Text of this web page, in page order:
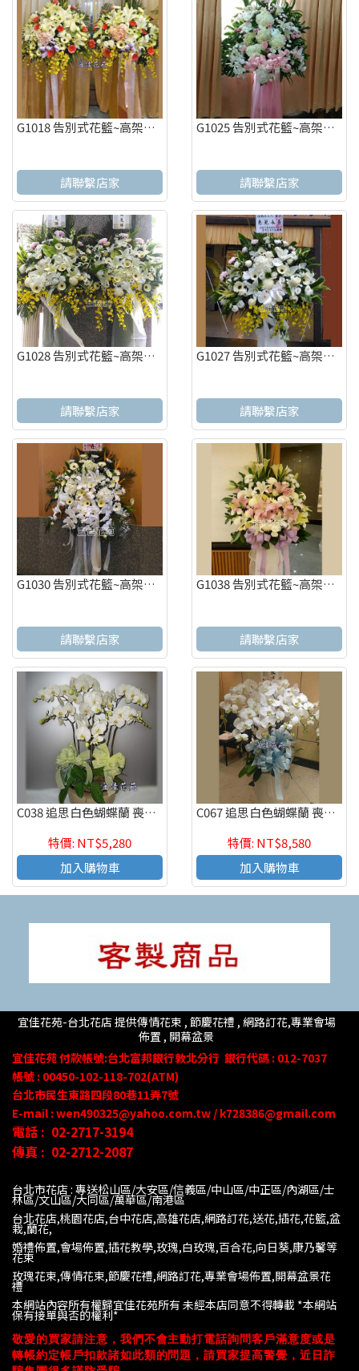
G1018 告別式花籃~高架花籃 追思高架花籃(一對)
請聯繫店家
G1025 告別式花籃~高架花籃 追思高架花籃
請聯繫店家
G1028 告別式花籃~高架花籃 追思高架花籃告別式花籃~高架花籃 追思高架花籃
請聯繫店家
G1027 告別式花籃~高架花籃 追思高架花籃
請聯繫店家
G1030 告別式花籃~高架花籃 追思高架花籃
請聯繫店家
G1038 告別式花籃~高架花籃 追思高架花籃
請聯繫店家
C038 追思白色蝴蝶蘭 喪禮蝴蝶蘭 弔唁蝴蝶蘭
特價: NT$5,280
加入購物車
C067 追思白色蝴蝶蘭 喪禮蝴蝶蘭 弔唁蝴蝶蘭
特價: NT$8,580
加入購物車
宜佳花苑-台北花店 提供傳情花束 , 節慶花禮 , 網路訂花,專業會場
佈置 , 開幕盆景
宜佳花苑付款帳號:台北富邦銀行敦北分行 銀行代碼 : 012-7037
帳號 : 00450-102-118-702(ATM)
台北市民生東路四段80巷11弄7號
E-mail : wen490325@yahoo.com.tw / k728386@gmail.com
電話 : 02-2717-3194
傳真 : 02-2712-2087
台北市花店 : 專送松山區/大安區/信義區/中山區/中正區/內湖區/士
林區/文山區/大同區/萬華區/南港區
台北花店,桃園花店,台中花店,高雄花店,網路訂花,送花,插花,花籃,盆
栽,蘭花,
婚禮佈置,會場佈置,插花教學,玫瑰,白玫瑰,百合花,向日葵,康乃馨等
花束
玫瑰花束,傳情花束,節慶花禮,網路訂花,專業會場佈置,開幕盆景花
禮
本網站內容所有權歸宜佳花苑所有 未經本店同意不得轉載 *本網站
保有接單與否的權利*
敬愛的買家請注意，我們不會主動打電話詢問客戶滿意度或是
轉帳約定帳戶扣款諸如此類的問題，請買家提高警覺，近日詐